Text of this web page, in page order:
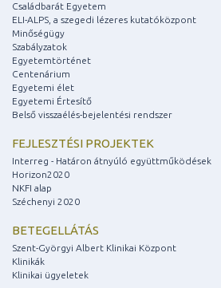
Családbarát Egyetem
ELI-ALPS, a szegedi lézeres kutatóközpont
Minőségügy
Szabályzatok
Egyetemtörténet
Centenárium
Egyetemi élet
Egyetemi Értesítő
Belső visszaélés-bejelentési rendszer
FEJLESZTÉSI PROJEKTEK
Interreg - Határon átnyúló együttműködések
Horizon2020
NKFI alap
Széchenyi 2020
BETEGELLÁTÁS
Szent-Györgyi Albert Klinikai Központ
Klinikák
Klinikai ügyeletek